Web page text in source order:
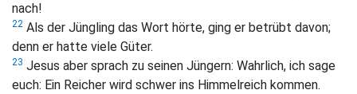
nach!
22 Als der Jüngling das Wort hörte, ging er betrübt davon;
denn er hatte viele Güter.
23 Jesus aber sprach zu seinen Jüngern: Wahrlich, ich sage
euch: Ein Reicher wird schwer ins Himmelreich kommen.